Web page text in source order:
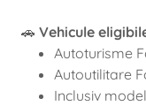
🚗 Vehicule
Autoturisme
Autoutilitare
Inclusiv